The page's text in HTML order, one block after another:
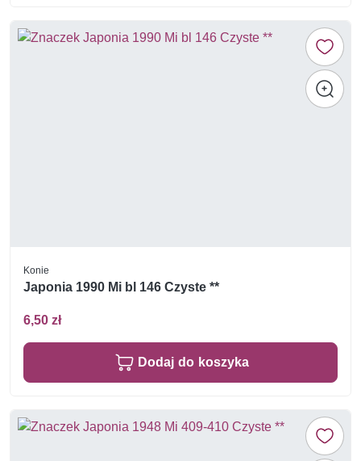
Konie
Japonia 1990 Mi bl 146 Czyste **
6,50 zł
Dodaj do koszyka